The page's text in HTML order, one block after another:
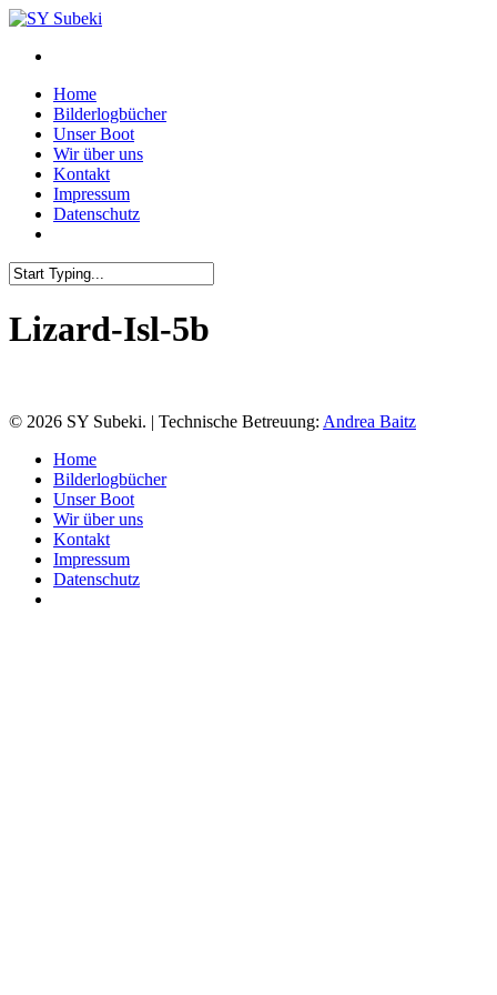
Skip
main
Menu
Home
Bilderlogbücher
Unser Boot
Wir über uns
Kontakt
Impressum
Datenschutz
Search
Lizard-Isl-5b
© 2026 SY Subeki. | Technische Betreuung: Andrea Baitz
Close
Menu
Home
Bilderlogbücher
Unser Boot
Wir über uns
Kontakt
Impressum
Datenschutz